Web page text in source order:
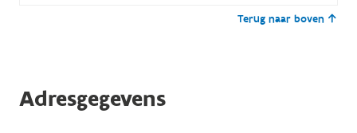
Terug naar boven
Adresgegevens